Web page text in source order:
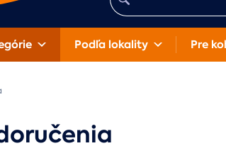
Podľa lokality Pre